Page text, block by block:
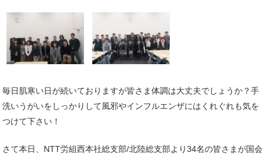
毎日肌寒い日が続いておりますが皆さま体調は大丈夫でしょうか？手
洗いうがいをしっかりして風邪やインフルエンザにはくれぐれも気を
つけて下さい！
さて本日、NTT労組西本社総支部/北陸総支部より34名の皆さまが国会